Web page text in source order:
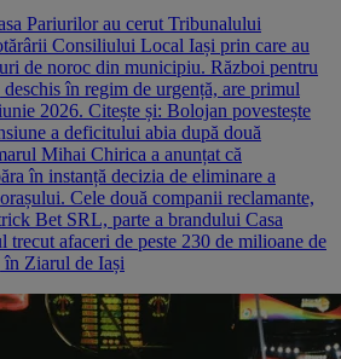
Pariurilor au cerut Tribunalului
Consiliului Local Iași prin care au
de noroc din municipiu. Război pentru
în regim de urgență, are primul
2026. Citește și: Bolojan povestește
a deficitului abia după două
Mihai Chirica a anunțat că
în instanță decizia de eliminare a
Cele două companii reclamante,
Bet SRL, parte a brandului Casa
trecut afaceri de peste 230 de milioane de
Ziarul de Iași